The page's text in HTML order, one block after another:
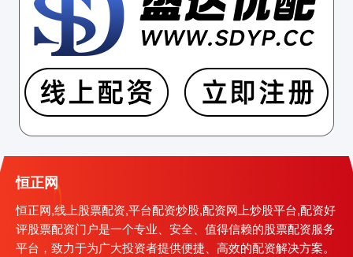
恒正网
恒正网,线上股票配资,平台配资炒股,配资网上炒股平台,配资好
评股票配资门户是一个专业、安全、值得信赖的股票配资服务
平台，致力于为广大投资者提供便捷、高效的配资解决方案。